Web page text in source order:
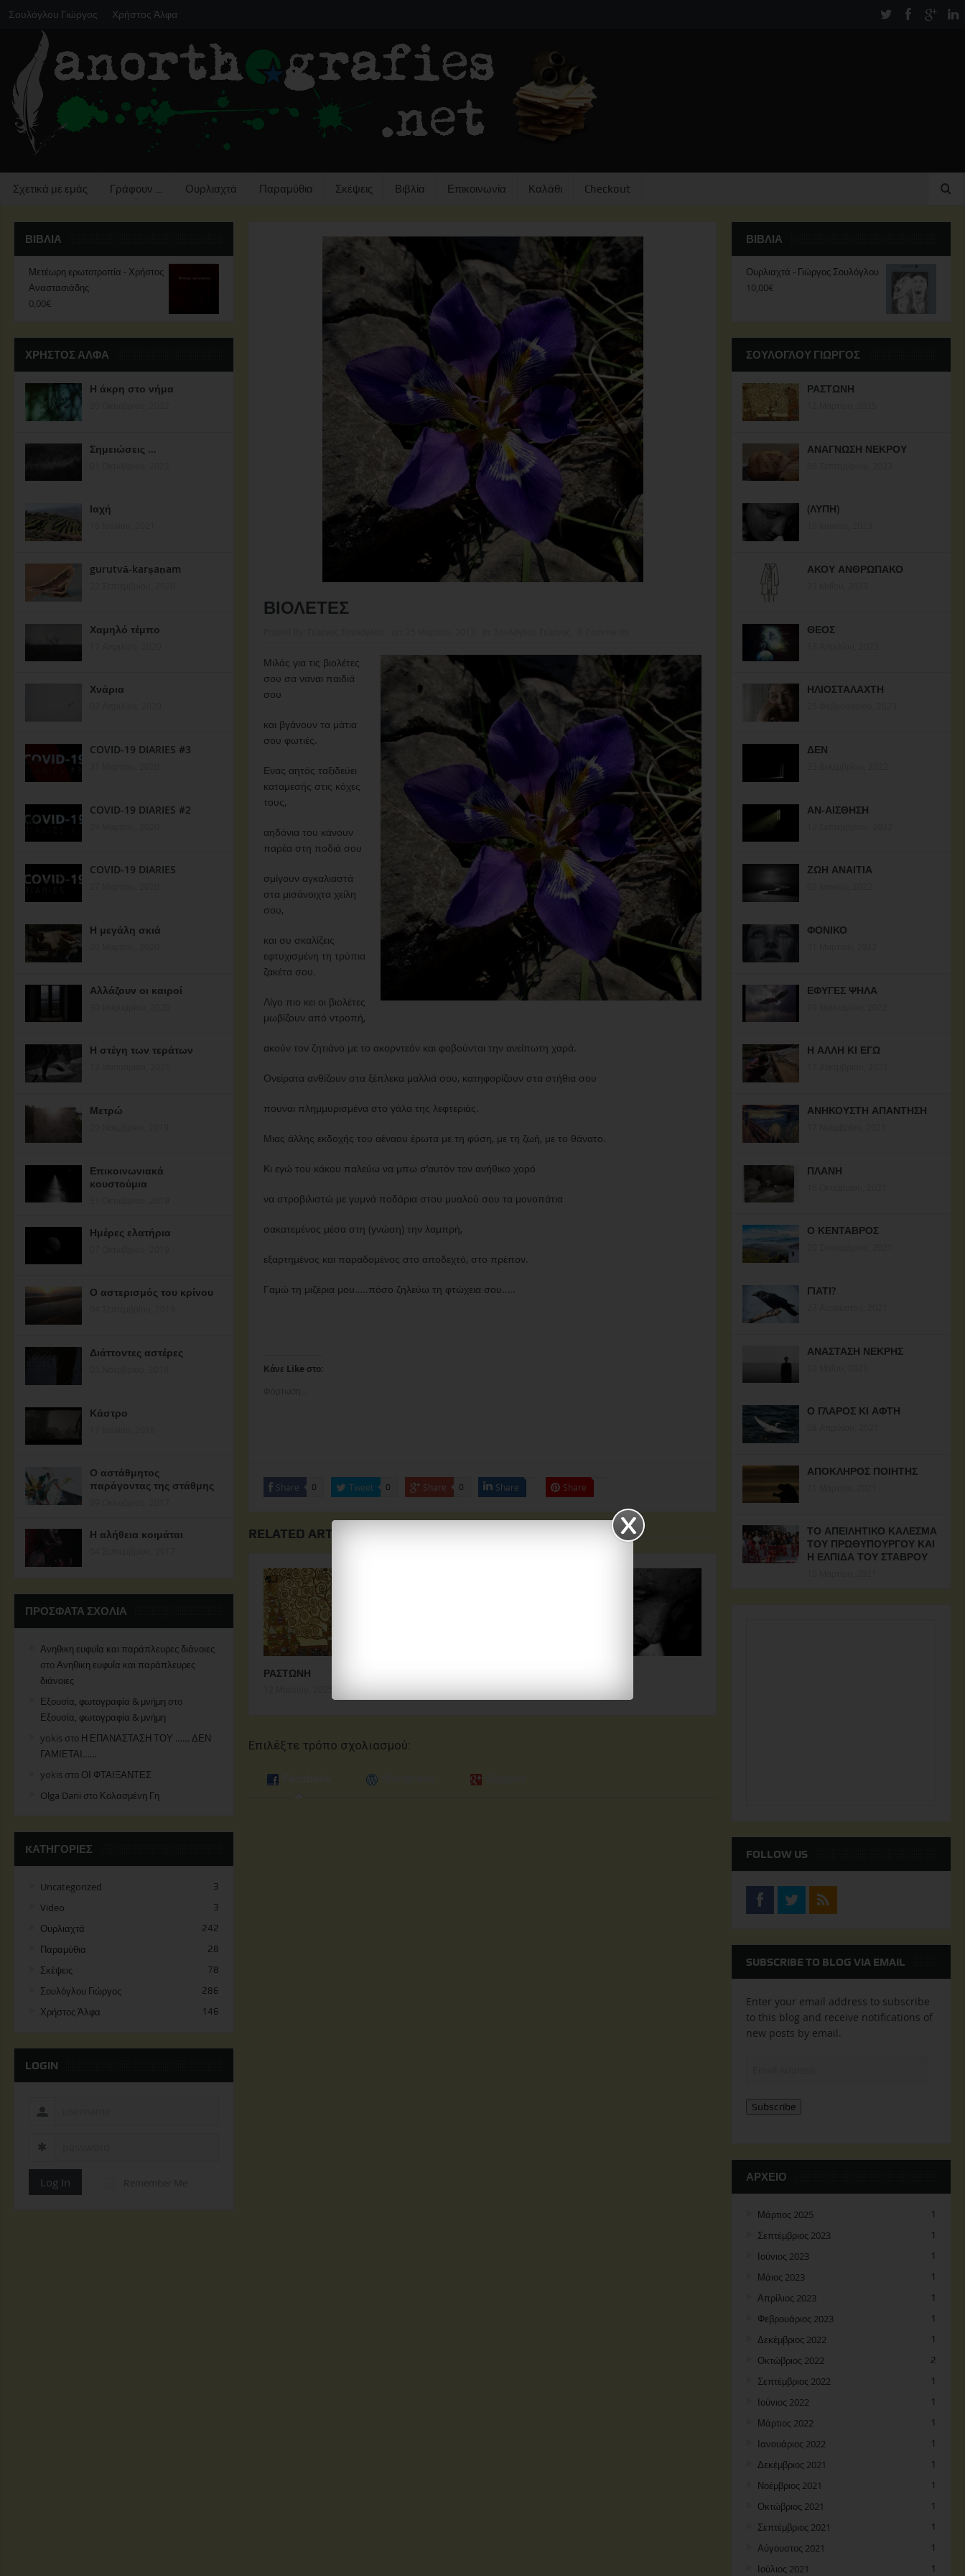
Σουλόγλου Γιώργος Χρήστος Άλφα
Σχετικά με εμάς Γράφουν … Ουρλιαχτά Παραμύθια Σκέψεις Βιβλία Επικοινωνία Καλάθι Checkout
ΒΙΟΛΕΤΕΣ
Μιλάς για τις βιολέτες
σου σα ναναι παιδιά
σου
και βγάνουν τα μάτια
σου φωτιές.
Ενας αητός ταξιδεύει
καταμεσής στις κόχες
τους,
αηδόνια του κάνουν
παρέα στη ποδιά σου
σμίγουν αγκαλιαστά
στα μισάνοιχτα χείλη
σου,
και συ σκαλίζεις
εφτυχισμένη τη τρύπια
ζακέτα σου.
Λίγο πιο κει οι βιολέτες
μωβίζουν από ντροπή,
ακούν τον ζητιάνο με το ακορντεόν και φοβούνται την ανείπωτη χαρά.
Ονείρατα ανθίζουν στα ξέπλεκα μαλλιά σου, κατηφορίζουν στα στήθια σου
πουναι πλημμυρισμένα στο γάλα της λεφτεριάς.
Μιας άλλης εκδοχής του αέναου έρωτα με τη φύση, με τη ζωή, με το θάνατο.
Κι εγώ του κάκου παλεύω να μπω σ’αυτόν τον ανήθικο χορό
να στροβιλιστώ με γυμνά ποδάρια στου μυαλού σου τα μονοπάτια
σακατεμένος μέσα στη (γνώση) την λαμπρή,
εξαρτημένος και παραδομένος στο αποδεχτό, στο πρέπον.
Γαμώ τη μιζέρια μου…..πόσο ζηλεύω τη φτώχεια σου…..
Κάνε Like στο:
Share 0 Tweet 0 Share 0 Share Share
RELATED ARTICLES
ΡΑΣΤΩΝΗ
Επιλέξτε τρόπο σχολιασμoύ:
ΒΙΒΛΊΑ
Μετέωρη ερωτοτροπία - Χρήστος
Αναστασιάδης
0,00€
ΧΡΗΣΤΟΣ ΑΛΦΑ
Η άκρη στο νήμα
Σημειώσεις …
Ιαχή
gurutvā-karṣaṇam
Χαμηλό τέμπο
Χνάρια
COVID-19 DIARIES #3
COVID-19 DIARIES #2
COVID-19 DIARIES
Η μεγάλη σκιά
Αλλάζουν οι καιροί
Η στέγη των τεράτων
Μετρώ
Επικοινωνιακά
κουστούμια
Ημέρες ελατήρια
Ο αστερισμός του κρίνου
Διάττοντες αστέρες
Κάστρο
Ο αστάθμητος
παράγοντας της στάθμης
Η αλήθεια κοιμάται
ΠΡΌΣΦΑΤΑ ΣΧΌΛΙΑ
Ανηθικη ευφυΐα και παράπλευρες διάνοιες
στοΑνηθικη ευφυΐα και παράπλευρες
διάνοιες
Εξουσία, φωτογραφία & μνήμη στο
Εξουσία, φωτογραφία & μνήμη
yokis στο Η ΕΠΑΝΑΣΤΑΣΗ ΤΟΥ …… ΔΕΝ
ΓΑΜΙΕΤΑΙ……
yokis στο ΟΙ ΦΤΑΙΞΑΝΤΕΣ
Olga Darii στο Κολασμένη Γη
KΑΤΗΓΟΡΊΕΣ
Uncategorized 3
Video 3
Ουρλιαχτά 242
Παραμύθια 28
Σκέψεις 78
Σουλόγλου Γιώργος 286
Χρήστος Άλφα 146
LOGIN
Log In
ΒΙΒΛΊΑ
Ουρλιαχτά - Γιώργος Σουλόγλου
10,00€
ΣΟΥΛΟΓΛΟΥ ΓΙΩΡΓΟΣ
ΡΑΣΤΩΝΗ
ΑΝΑΓΝΩΣΗ ΝΕΚΡΟΥ
(ΛΥΠΗ)
ΑΚΟΥ ΑΝΘΡΩΠΑΚΟ
ΘΕΟΣ
ΗΛΙΟΣΤΑΛΑΧΤΗ
ΔΕΝ
ΑΝ-ΑΙΣΘΗΣΗ
ΖΩΗ ΑΝΑΙΤΙΑ
ΦΟΝΙΚΟ
ΕΦΥΓΕΣ ΨΗΛΑ
Η ΑΛΛΗ ΚΙ ΕΓΩ
ΑΝΗΚΟΥΣΤΗ ΑΠΑΝΤΗΣΗ
ΠΛΑΝΗ
Ο ΚΕΝΤΑΒΡΟΣ
ΓΙΑΤΙ?
ΑΝΑΣΤΑΣΗ ΝΕΚΡΗΣ
Ο ΓΛΑΡΟΣ ΚΙ ΑΦΤΗ
ΑΠΟΚΛΗΡΟΣ ΠΟΙΗΤΗΣ
ΤΟ ΑΠΕΙΛΗΤΙΚΟ ΚΑΛΕΣΜΑ
ΤΟΥ ΠΡΩΘΥΠΟΥΡΓΟΥ ΚΑΙ
Η ΕΛΠΙΔΑ ΤΟΥ ΣΤΑΒΡΟΥ
FOLLOW US
SUBSCRIBE TO BLOG VIA EMAIL
Enter your email address to subscribe
to this blog and receive notifications of
new posts by email.
Subscribe
ΑΡΧΕΊΟ
Μάρτιος 2025 1
Σεπτέμβριος 2023 1
Ιούνιος 2023 1
Μάιος 2023 1
Απρίλιος 2023 1
Φεβρουάριος 2023 1
Δεκέμβριος 2022 1
Οκτώβριος 2022 2
Σεπτέμβριος 2022 1
Ιούνιος 2022 1
Μάρτιος 2022 1
Ιανουάριος 2022 1
Δεκέμβριος 2021 1
Νοέμβριος 2021 1
Οκτώβριος 2021 1
Σεπτέμβριος 2021 1
Αύγουστος 2021 1
Ιούλιος 2021 1